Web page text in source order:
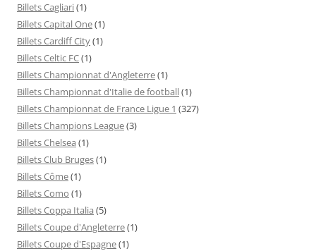
Billets Cagliari(1)
Billets Capital One(1)
Billets Cardiff City(1)
Billets Celtic FC(1)
Billets Championnat d'Angleterre(1)
Billets Championnat d'Italie de football(1)
Billets Championnat de France Ligue 1 (327)
Billets Champions League(3)
Billets Chelsea (1)
Billets Club Bruges(1)
Billets Côme(1)
Billets Como (1)
Billets Coppa Italia (5)
Billets Coupe d'Angleterre(1)
Billets Coupe d'Espagne(1)